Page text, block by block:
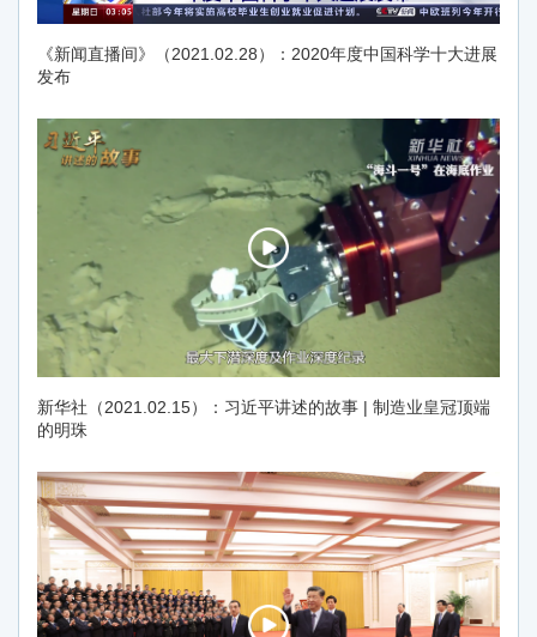
《新闻直播间》（2021.02.28）：2020年度中国科学十大进展
发布
新华社（2021.02.15）：习近平讲述的故事 | 制造业皇冠顶端
的明珠